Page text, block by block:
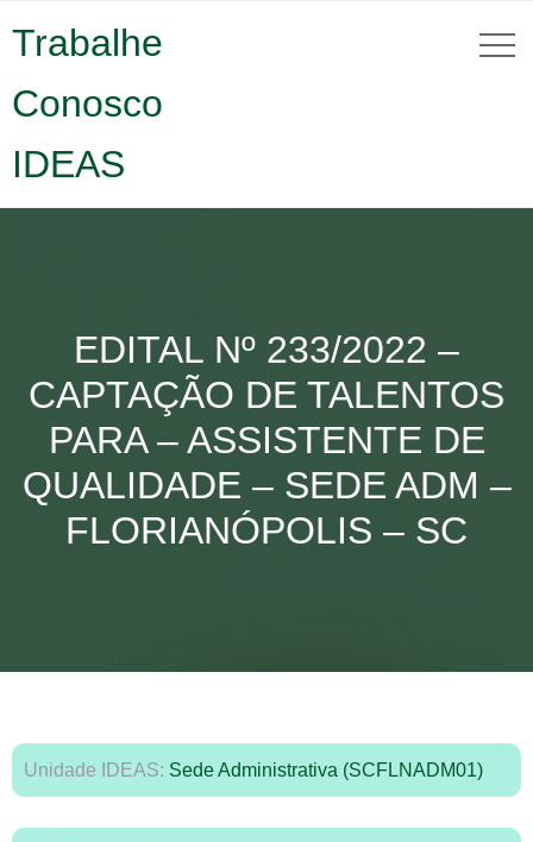
Trabalhe
Conosco
IDEAS
EDITAL Nº 233/2022 –
CAPTAÇÃO DE TALENTOS
PARA – ASSISTENTE DE
QUALIDADE – SEDE ADM –
FLORIANÓPOLIS – SC
Unidade IDEAS: Sede Administrativa (SCFLNADM01)